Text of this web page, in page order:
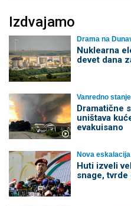
Izdvajamo
Drama na
Nuklearna
devet dana
Vanredno stanje
Dramatične
uništava
evakuisano
Nova eskalacija
Huti izveli
snage, tvrde